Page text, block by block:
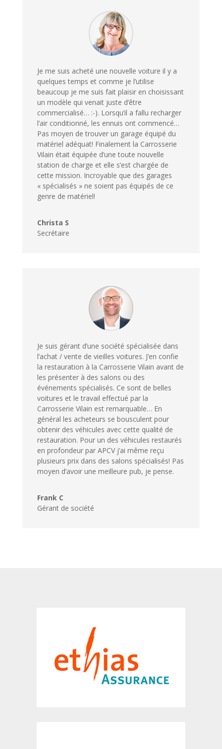
Je me suis acheté une nouvelle voiture il y a
quelques temps et comme je l’utilise
beaucoup je me suis fait plaisir en choisissant
un modèle qui venait juste d’être
commercialisé… :-). Lorsqu’il a fallu recharger
l’air conditionné, les ennuis ont commencé…
Pas moyen de trouver un garage équipé du
matériel adéquat! Finalement la Carrosserie
Vilain était équipée d’une toute nouvelle
station de charge et elle s’est chargée de
cette mission. Incroyable que des garages
« spécialisés » ne soient pas équipés de ce
genre de matériel!
Christa S
Secrétaire
Je suis gérant d’une société spécialisée dans
l’achat / vente de vieilles voitures. J’en confie
la restauration à la Carrosserie Vilain avant de
les présenter à des salons ou des
événements spécialisés. Ce sont de belles
voitures et le travail effectué par la
Carrosserie Vilain est remarquable… En
général les acheteurs se bousculent pour
obtenir des véhicules avec cette qualité de
restauration. Pour un des véhicules restaurés
en profondeur par APCV j’ai même reçu
plusieurs prix dans des salons spécialisés! Pas
moyen d’avoir une meilleure pub, je pense.
Frank C
Gérant de société